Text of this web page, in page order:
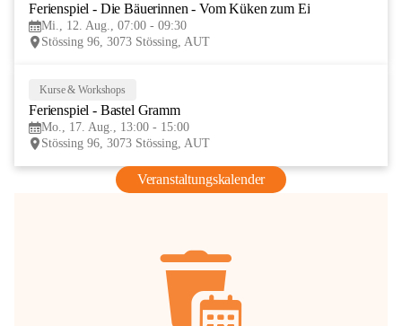
Ferienspiel - Die Bäuerinnen - Vom Küken zum Ei
Mi., 12. Aug., 07:00 - 09:30
Stössing 96, 3073 Stössing, AUT
Kurse & Workshops
Ferienspiel - Bastel Gramm
Mo., 17. Aug., 13:00 - 15:00
Stössing 96, 3073 Stössing, AUT
Veranstaltungskalender